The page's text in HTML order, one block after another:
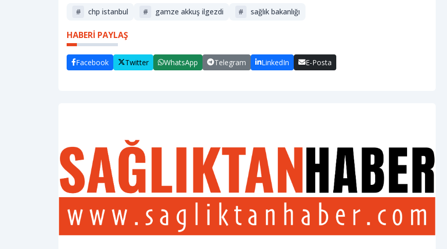
# chp istanbul # gamze akkuş i̇lgezdi # sağlik bakanliği
HABERİ PAYLAŞ
Facebook Twitter WhatsApp Telegram LinkedIn E-Posta